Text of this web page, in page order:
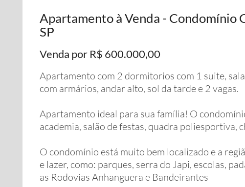
Apartamento à Venda - Condomínio
SP
Venda por R$ 600.000,00
Apartamento com 2 dormitorios com 1 suite,
com armários, andar alto, sol da tarde e 2 vagas.
Apartamento ideal para sua família! O
academia, salão de festas, quadra poliesportiva,
O condomínio está muito bem localizado e a
e lazer, como: parques, serra do Japi, escolas,
as Rodovias Anhanguera e Bandeirantes